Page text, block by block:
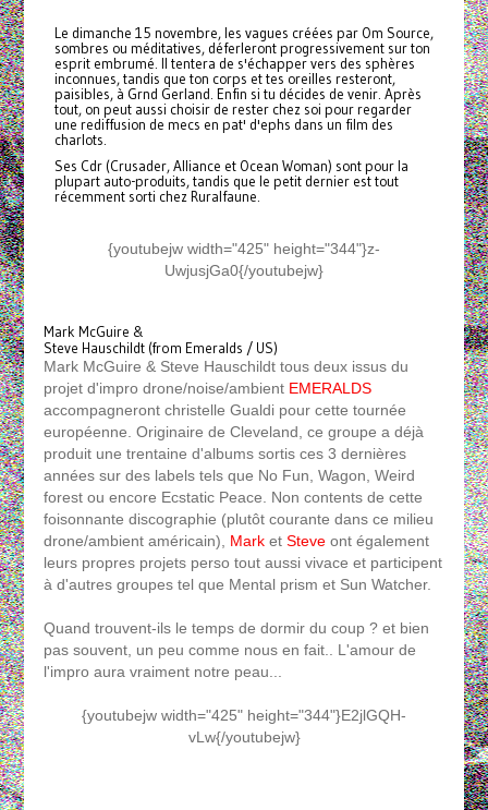
Le dimanche 15 novembre, les vagues créées par Om Source,
sombres ou méditatives, déferleront progressivement sur ton
esprit embrumé. Il tentera de s'échapper vers des sphères
inconnues, tandis que ton corps et tes oreilles resteront,
paisibles, à Grnd Gerland. Enfin si tu décides de venir. Après
tout, on peut aussi choisir de rester chez soi pour regarder
une rediffusion de mecs en pat' d'ephs dans un film des
charlots.
Ses Cdr (Crusader, Alliance et Ocean Woman) sont pour la
plupart auto-produits, tandis que le petit dernier est tout
récemment sorti chez Ruralfaune.
{youtubejw width="425" height="344"}z-
UwjusjGa0{/youtubejw}
Mark McGuire &
Steve Hauschildt (from Emeralds / US)
Mark McGuire & Steve Hauschildt tous deux issus du
projet d'impro drone/noise/ambient EMERALDS
accompagneront christelle Gualdi pour cette tournée
européenne. Originaire de Cleveland, ce groupe a déjà
produit une trentaine d'albums sortis ces 3 dernières
années sur des labels tels que No Fun, Wagon, Weird
forest ou encore Ecstatic Peace. Non contents de cette
foisonnante discographie (plutôt courante dans ce milieu
drone/ambient américain), Market Steveont également
leurs propres projets perso tout aussi vivace et participent
à d'autres groupes tel que Mental prism et Sun Watcher.
Quand trouvent-ils le temps de dormir du coup ? et bien
pas souvent, un peu comme nous en fait.. L'amour de
l'impro aura vraiment notre peau...
{youtubejw width="425" height="344"}E2jlGQH-
vLw{/youtubejw}